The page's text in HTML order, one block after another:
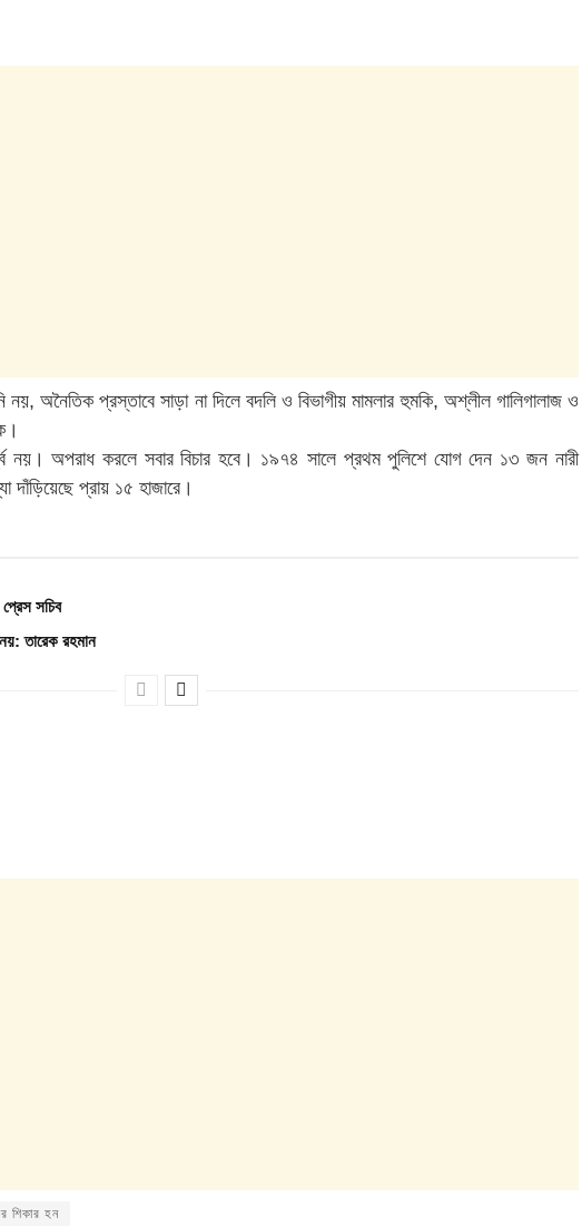
অনৈতিক প্রস্তাবে সাড়া না দিলে বদলি ও বিভাগীয় মামলার হুমকি, অশ্লীল গালিগালাজ ও
নয়। অপরাধ করলে সবার বিচার হবে। ১৯৭৪ সালে প্রথম পুলিশে যোগ দেন ১৩ জন নারী
প্রায় ১৫ হাজারে।
সচিব
তারেক রহমান
শিকার হন